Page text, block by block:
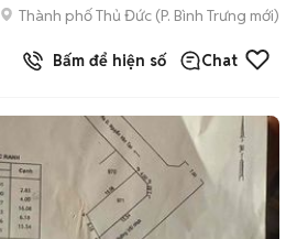
Thành phố Thủ Đức (P. Bình Trưng mới)
Bấm để hiện số Chat